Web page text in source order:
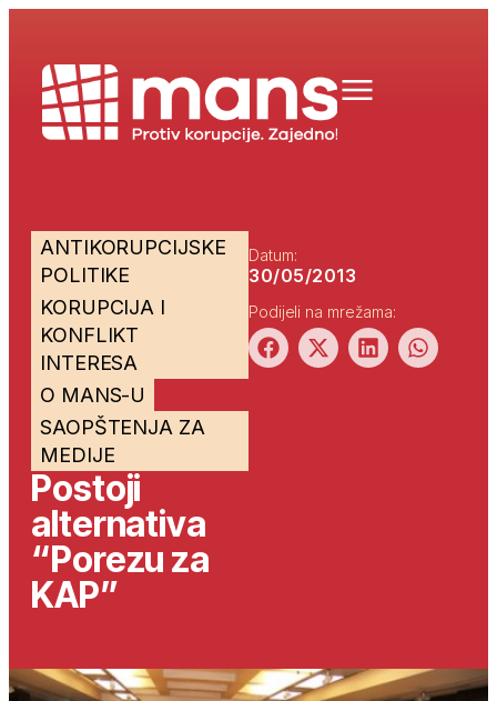
ANTIKORUPCIJSKE
POLITIKE
KORUPCIJA I
KONFLIKT
INTERESA
O MANS-U
SAOPŠTENJA ZA
MEDIJE
Postoji
alternativa
“Porezu za
KAP”
Datum:
30/05/2013
Podijeli na mrežama: